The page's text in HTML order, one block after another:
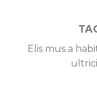
Elis mus a